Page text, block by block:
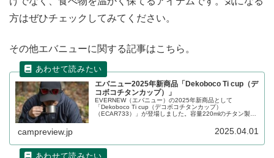
方はぜひチェックしてみてください。
その他エバニューに関する記事はこちら。
エバニュー2025年新商品「Dekoboco Ti cup（デ
コボコチタンカップ）」
EVERNEW（エバニュー）の2025年新商品として
「Dekoboco Ti cup（デコボコチタンカップ）
（ECAR733）」が登場しました。容量220mlのチタン製シ
す。折りたたみ式のハンドルも搭載されています。詳細を
campreview.jp 2025.04.01